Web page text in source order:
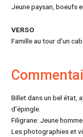
Jeune paysan, boeufs
VERSO
Famille au tour d’un
Billet dans un bel état,
d’épingle.
Filigrane: Jeune
Les photographies et